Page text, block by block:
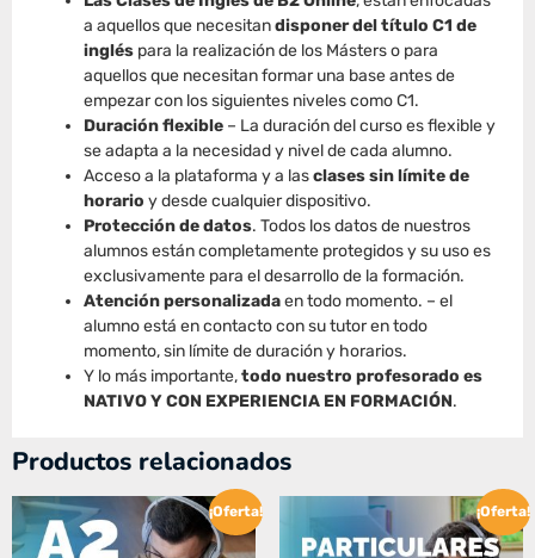
a aquellos que necesitandisponer del título C1 de
inglés para la realización de los Másters o para
aquellos que necesitan formar una base antes de
empezar con los siguientes niveles como C1.
Duración flexible – La duración del curso es flexible y
se adapta a la necesidad y nivel de cada alumno.
Acceso a la plataforma y a lasclases sin límite de
horario y desde cualquier dispositivo.
Protección de datos. Todos los datos de nuestros
alumnos están completamente protegidos y su uso es
exclusivamente para el desarrollo de la formación.
Atención personalizadaen todo momento. – el
alumno está en contacto con su tutor en todo
momento, sin límite de duración y horarios.
Y lo más importante,todo nuestro profesorado es
NATIVO Y CON EXPERIENCIA EN FORMACIÓN.
Productos relacionados
¡Oferta! ¡Oferta!